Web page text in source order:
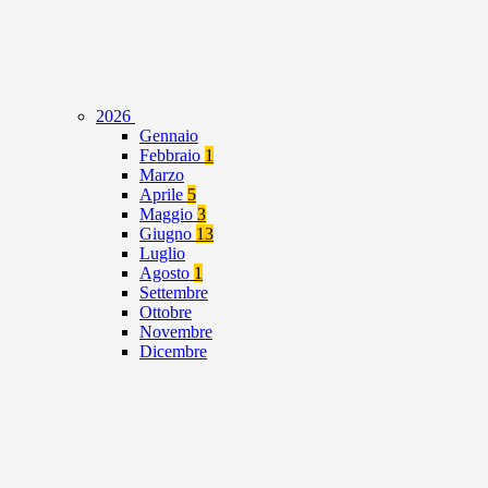
2026
Gennaio
Febbraio 1
Marzo
Aprile 5
Maggio 3
Giugno 13
Luglio
Agosto 1
Settembre
Ottobre
Novembre
Dicembre